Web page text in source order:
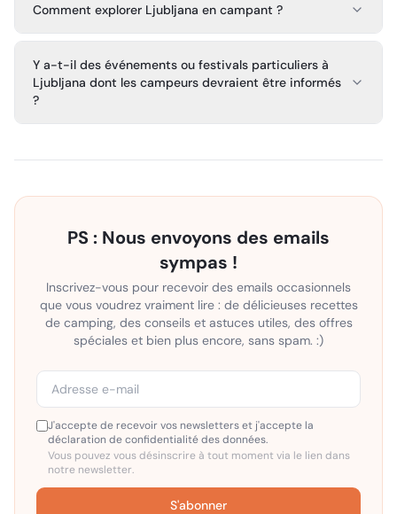
Comment explorer Ljubljana en campant ?
Y a-t-il des événements ou festivals particuliers à
Ljubljana dont les campeurs devraient être informés
?
PS : Nous envoyons des emails
sympas !
Inscrivez-vous pour recevoir des emails occasionnels
que vous voudrez vraiment lire : de délicieuses recettes
de camping, des conseils et astuces utiles, des offres
spéciales et bien plus encore, sans spam. :)
J'accepte de recevoir vos newsletters et j'accepte la
déclaration de confidentialité des données.
Vous pouvez vous désinscrire à tout moment via le lien dans
notre newsletter.
S'abonner